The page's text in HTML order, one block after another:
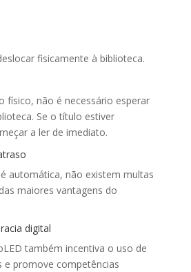
fisicamente à biblioteca.
físico, não é necessário esperar
Se o título estiver
a ler de imediato.
automática, não existem multas
maiores vantagens do
digital
também incentiva o uso de
e promove competências